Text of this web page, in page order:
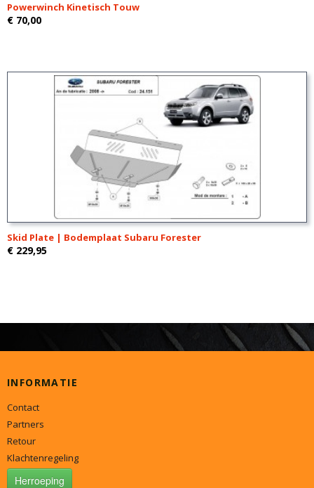
Powerwinch Kinetisch Touw
€ 70,00
Skid Plate | Bodemplaat Subaru Forester
€ 229,95
INFORMATIE
Contact
Partners
Retour
Klachtenregeling
Herroeping